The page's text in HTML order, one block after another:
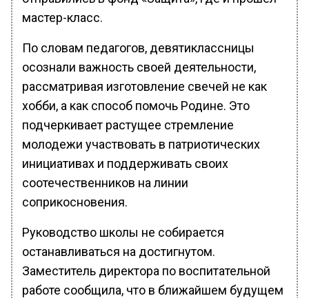
мастер-класс.
По словам педагогов, девятиклассницы
осознали важность своей деятельности,
рассматривая изготовление свечей не как
хобби, а как способ помочь Родине. Это
подчеркивает растущее стремление
молодежи участвовать в патриотических
инициативах и поддерживать своих
соотечественников на линии
соприкосновения.
Руководство школы не собирается
останавливаться на достигнутом.
Заместитель директора по воспитательной
работе сообщила, что в ближайшем будущем